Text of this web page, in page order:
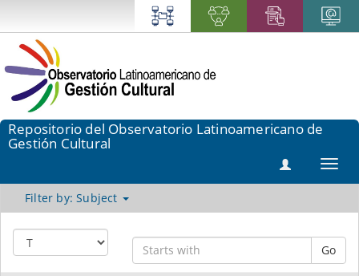
Repositorio del Observatorio Latinoamericano de
Gestión Cultural
Filter by: Subject
Go